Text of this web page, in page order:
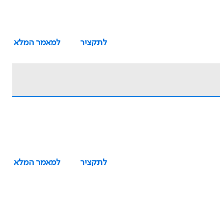
לתקציר למאמר המלא
לתקציר למאמר המלא